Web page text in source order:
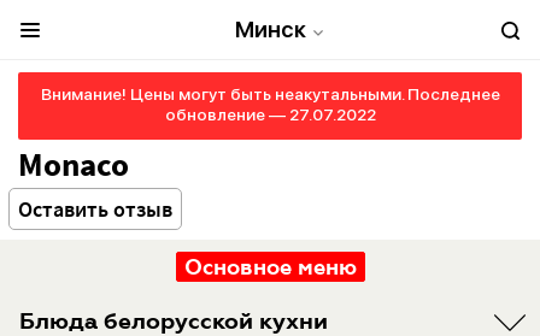
Минск
Внимание! Цены могут быть неакутальными. Последнее
обновление — 27.07.2022
Monaco
Оставить отзыв
Основное меню
Блюда белорусской кухни